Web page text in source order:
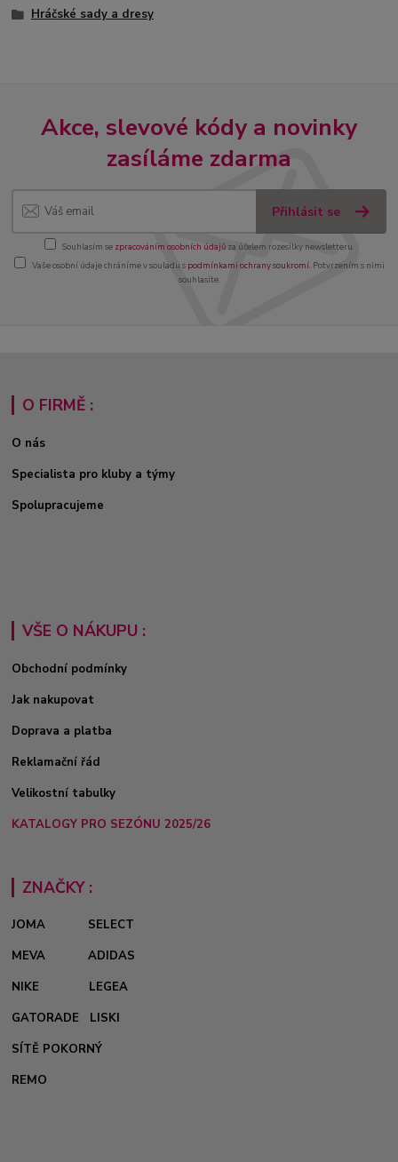
Hráčské sady a dresy
Akce, slevové kódy a novinky
zasíláme zdarma
Přihlásit se
Souhlasím se zpracováním osobních údajůza účelem rozesílky newsletteru.
Vaše osobní údaje chráníme v souladu s podmínkami ochrany soukromí. Potvrzením s nimi
souhlasíte.
O FIRMĚ :
O nás
Specialista pro kluby a týmy
Spolupracujeme
VŠE O NÁKUPU :
Obchodní podmínky
Jak nakupovat
Doprava a platba
Reklamační řád
Velikostní tabulky
KATALOGY PRO SEZÓNU 2025/26
ZNAČKY :
JOMA
SELECT
MEVA
ADIDAS
NIKE
LEGEA
GATORADE
LISKI
SÍTĚ POKORNÝ
REMO